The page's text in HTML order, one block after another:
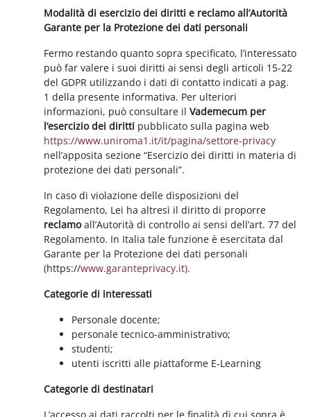
Modalità di esercizio dei diritti e reclamo all’Autorità
Garante per la Protezione dei dati personali
Fermo restando quanto sopra specificato, l’interessato
può far valere i suoi diritti ai sensi degli articoli 15-22
del GDPR utilizzando i dati di contatto indicati a pag.
1 della presente informativa. Per ulteriori
informazioni, può consultare ilVademecum per
l’esercizio dei diritti pubblicato sulla pagina web
https://www.uniroma1.it/it/pagina/settore-privacy
nell’apposita sezione “Esercizio dei diritti in materia di
protezione dei dati personali”.
In caso di violazione delle disposizioni del
Regolamento, Lei ha altresì il diritto di proporre
reclamoall’Autorità di controllo ai sensi dell’art. 77 del
Regolamento. In Italia tale funzione è esercitata dal
Garante per la Protezione dei dati personali
(https://www.garanteprivacy.it).
Categorie di interessati
Personale docente;
personale tecnico-amministrativo;
studenti;
utenti iscritti alle piattaforme E-Learning
Categorie di destinatari